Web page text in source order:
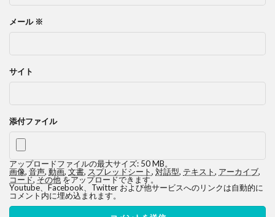
メール ※
サイト
添付ファイル
アップロードファイルの最大サイズ: 50 MB。
画像, 音声, 動画, 文書, スプレッドシート, 対話型, テキスト, アーカイブ,
コード,その他をアップロードできます。
Youtube、Facebook、Twitter および他サービスへのリンクは自動的に
コメント内に埋め込まれます。